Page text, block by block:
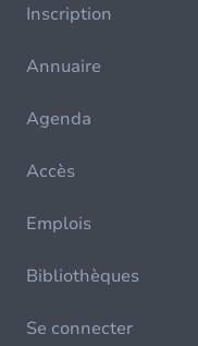
Inscription
Annuaire
Agenda
Accès
Emplois
Bibliothèques
Se connecter